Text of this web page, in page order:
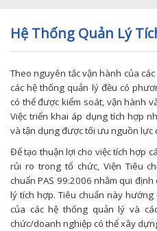
Hệ Thống Quản Lý
Theo nguyên tắc vận hành của
các hệ thống quản lý đều có
có thể được kiểm soát, vận hành
Việc triển khai áp dụng tích hợp
và tận dụng được tối ưu nguồn lực
Để tạo thuận lợi cho việc tích hợp
rủi ro trong tổ chức, Viện Tiêu
chuẩn PAS 99:2006 nhằm qui
lý tích hợp. Tiêu chuẩn này
của các hệ thống quản lý và
chức/doanh nghiệp có thể xây